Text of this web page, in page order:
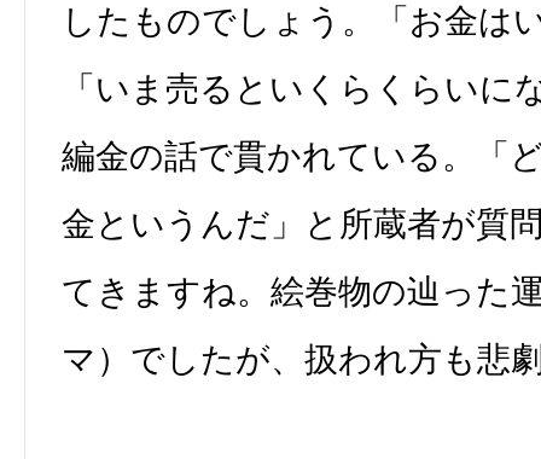
したものでしょう。「お金は
「いま売るといくらくらいに
編金の話で貫かれている。「
金というんだ」と所蔵者が質
てきますね。絵巻物の辿った
マ）でしたが、扱われ方も悲